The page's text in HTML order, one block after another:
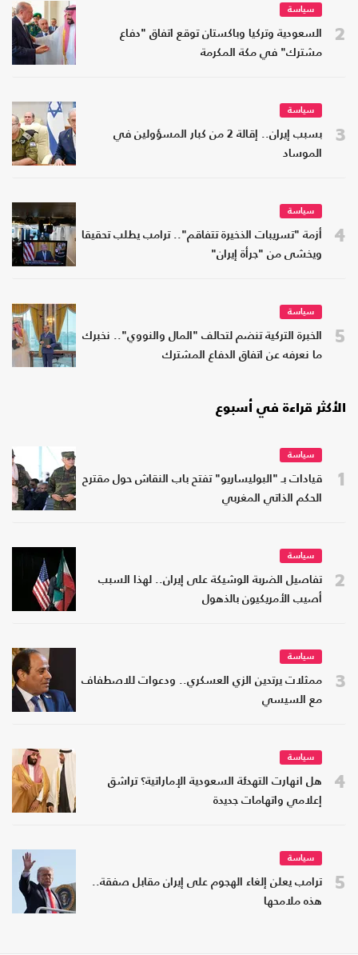
2
سياسة
السعودية وتركيا وباكستان توقع اتفاق "دفاع
مشترك" في مكة المكرمة
3
سياسة
بسبب إيران.. إقالة 2 من كبار المسؤولين في
الموساد
4
سياسة
أزمة "تسريبات الذخيرة تتفاقم".. ترامب يطلب تحقيقا
ويخشى من "جرأة إيران"
5
سياسة
الخبرة التركية تنضم لتحالف "المال والنووي".. نخبرك
ما نعرفه عن اتفاق الدفاع المشترك
الأكثر قراءة في أسبوع
1
سياسة
قيادات بـ "البوليساريو" تفتح باب النقاش حول مقترح
الحكم الذاتي المغربي
2
سياسة
تفاصيل الضربة الوشيكة على إيران.. لهذا السبب
أصيب الأمريكيون بالذهول
3
سياسة
ممثلات يرتدين الزي العسكري.. ودعوات للاصطفاف
مع السيسي
4
سياسة
هل انهارت التهدئة السعودية الإماراتية؟ تراشق
إعلامي واتهامات جديدة
5
سياسة
ترامب يعلن إلغاء الهجوم على إيران مقابل صفقة..
هذه ملامحها